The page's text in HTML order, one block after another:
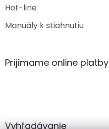
Hot-line
Manuály k stiahnutiu
Prijímame online platby
Vyhľadávanie